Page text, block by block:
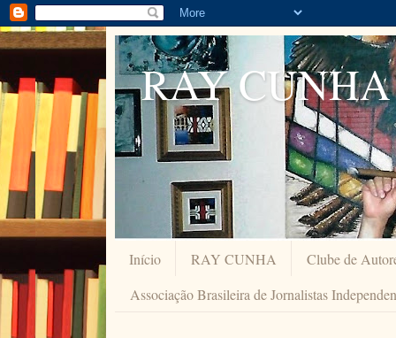
RAY CUNHA
Início RAY CUNHA
Clube de
Associação Brasileira de Jornalistas